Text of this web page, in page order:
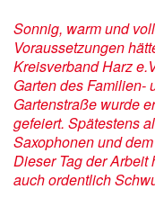
Sonnig, warm und
Voraussetzungen
Kreisverband Harz
Garten des Familien-
Gartenstraße wurde
gefeiert. Spätestens
Saxophonen und
Dieser Tag der Arbeit
auch ordentlich